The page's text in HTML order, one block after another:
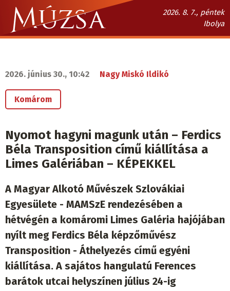
Ugrás
tartalomra
2026. 8. 7., péntek
Ibolya
Múzsa.sk
navigáció
2026. június 30., 10:42 Nagy Miskó Ildikó
Komárom
Nyomot hagyni magunk után – Ferdics
Béla Transposition című kiállítása a
Limes Galériában – KÉPEKKEL
A Magyar Alkotó Művészek Szlovákiai
Egyesülete - MAMSzE rendezésében a
hétvégén a komáromi Limes Galéria hajójában
nyílt meg Ferdics Béla képzőművész
Transposition - Áthelyezés című egyéni
kiállítása. A sajátos hangulatú Ferences
barátok utcai helyszínen július 24-ig